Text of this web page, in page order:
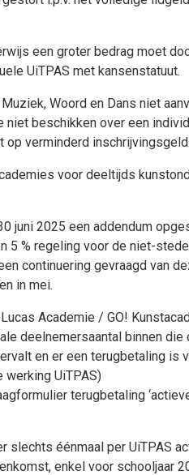
een groter bedrag moet
UiTPAS met kansenstatuut.
Woord en Dans niet
beschikken over een
op verminderd inschrijvingsgeld.
voor deeltijds
juni 2025 een addendum
5 % regeling voor de niet-
continuering gevraagd van
in mei.
Academie / GO!
deelnemersaantal binnen
en er een terugbetaling is
werking UiTPAS)
terugbetaling
éénmaal per UiTPAS
enkel voor schooljaar